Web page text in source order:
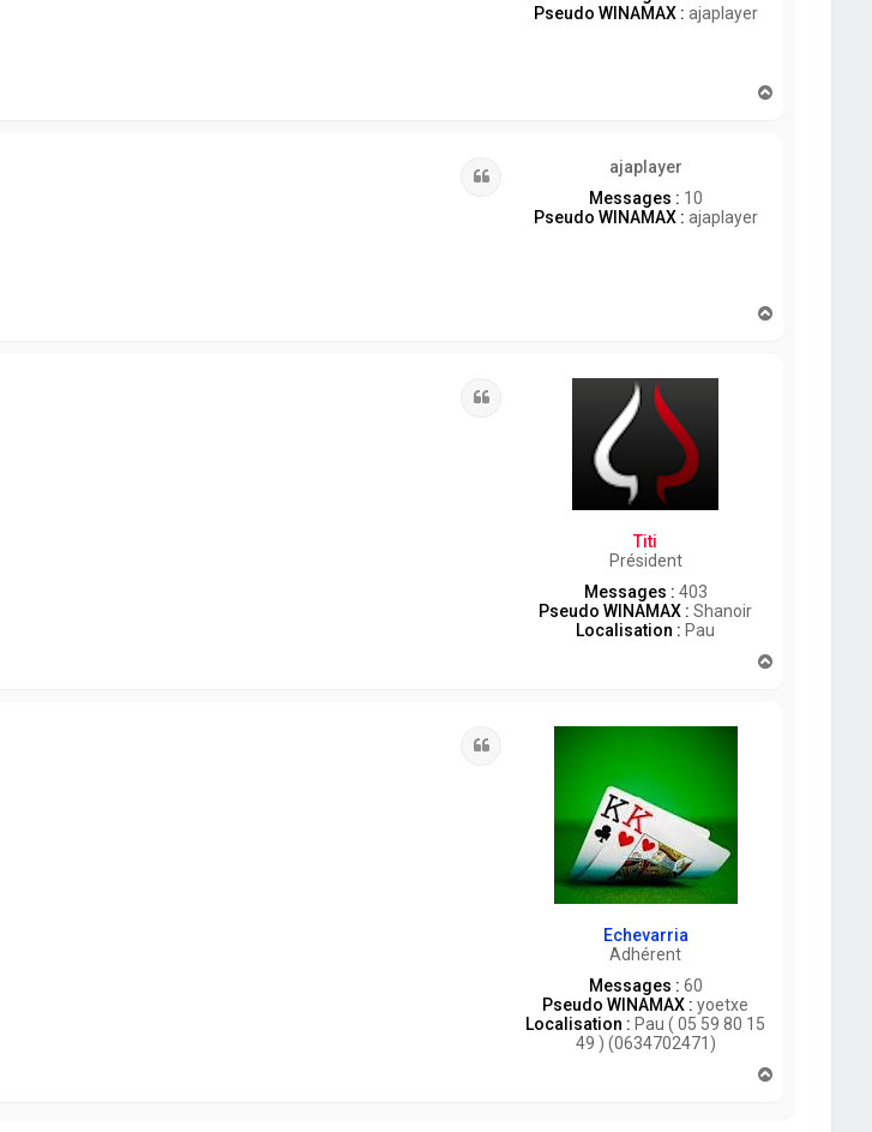
Pseudo WINAMAX : ajaplayer
ajaplayer
Messages : 10
Pseudo WINAMAX : ajaplayer
Titi
Président
Messages : 403
Pseudo WINAMAX : Shanoir
Localisation : Pau
Echevarria
Adhérent
Messages : 60
Pseudo WINAMAX : yoetxe
Localisation : Pau ( 05 59 80 15
49 ) (0634702471)